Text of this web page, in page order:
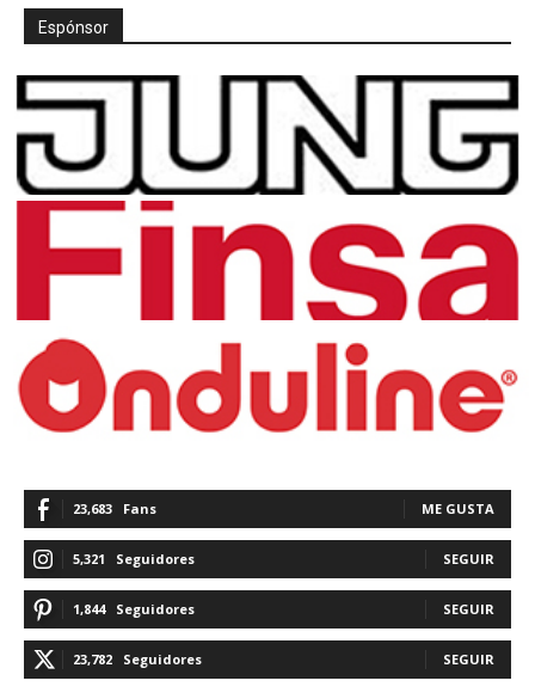
Espónsor
23,683 Fans ME GUSTA
5,321 Seguidores SEGUIR
1,844 Seguidores SEGUIR
23,782 Seguidores SEGUIR